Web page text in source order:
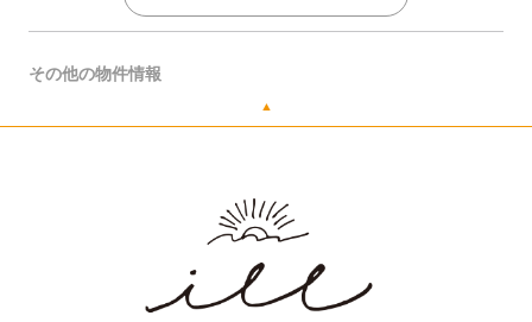
その他の物件情報
▲